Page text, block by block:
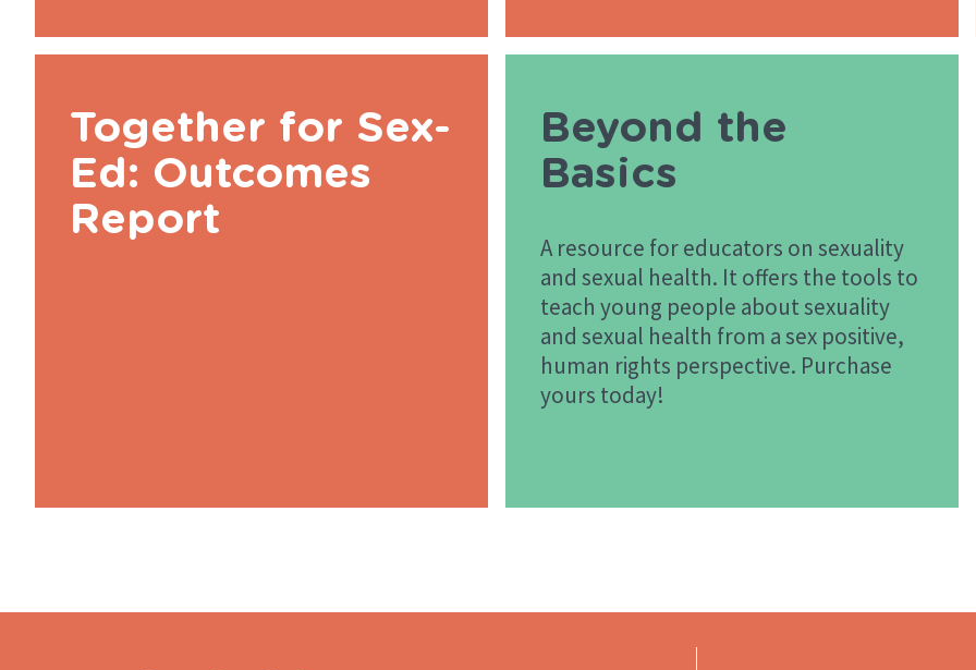
Together for Sex-
Ed: Outcomes
Report
Beyond the
Basics
A resource for educators on sexuality
and sexual health. It offers the tools to
teach young people about sexuality
and sexual health from a sex positive,
human rights perspective. Purchase
yours today!